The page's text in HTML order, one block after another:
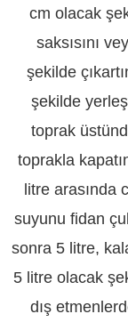
cm olacak
saksısını
şekilde
şekilde
toprak
toprakla
litre arasında
suyunu fidan
sonra 5 litre,
5 litre olacak
dış